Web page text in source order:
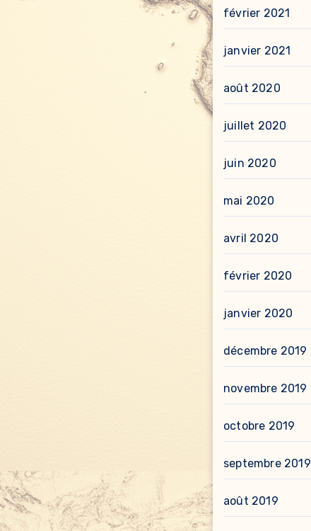
février 2021
janvier 2021
août 2020
juillet 2020
juin 2020
mai 2020
avril 2020
février 2020
janvier 2020
décembre 2019
novembre 2019
octobre 2019
septembre 2019
août 2019